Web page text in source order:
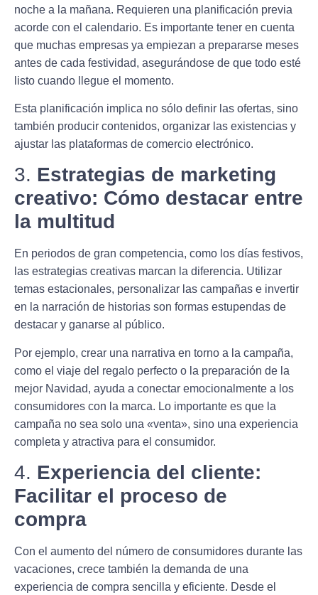
noche a la mañana. Requieren una planificación previa
acorde con el calendario. Es importante tener en cuenta
que muchas empresas ya empiezan a prepararse meses
antes de cada festividad, asegurándose de que todo esté
listo cuando llegue el momento.
Esta planificación implica no sólo definir las ofertas, sino
también producir contenidos, organizar las existencias y
ajustar las plataformas de comercio electrónico.
3. Estrategias de marketing
creativo: Cómo destacar entre
la multitud
En periodos de gran competencia, como los días festivos,
las estrategias creativas marcan la diferencia. Utilizar
temas estacionales, personalizar las campañas e invertir
en la narración de historias son formas estupendas de
destacar y ganarse al público.
Por ejemplo, crear una narrativa en torno a la campaña,
como el viaje del regalo perfecto o la preparación de la
mejor Navidad, ayuda a conectar emocionalmente a los
consumidores con la marca. Lo importante es que la
campaña no sea solo una «venta», sino una experiencia
completa y atractiva para el consumidor.
4. Experiencia del cliente:
Facilitar el proceso de
compra
Con el aumento del número de consumidores durante las
vacaciones, crece también la demanda de una
experiencia de compra sencilla y eficiente. Desde el